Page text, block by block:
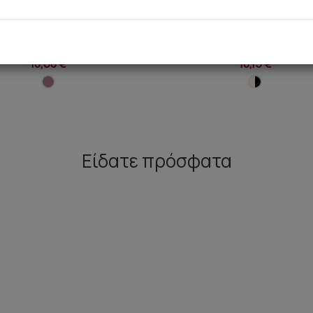
10,60 €
Fimelle Elegance TENCEL™
10,15 €
Είδατε πρόσφατα